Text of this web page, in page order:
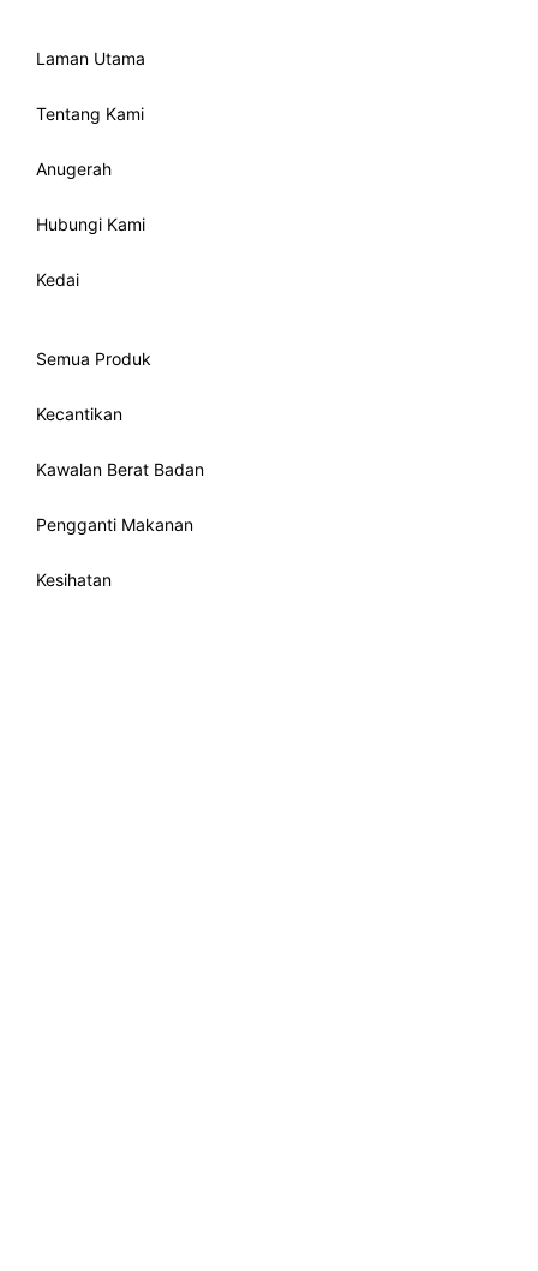
Laman Utama
Tentang Kami
Anugerah
Hubungi Kami
Kedai
Semua Produk
Kecantikan
Kawalan Berat Badan
Pengganti Makanan
Kesihatan